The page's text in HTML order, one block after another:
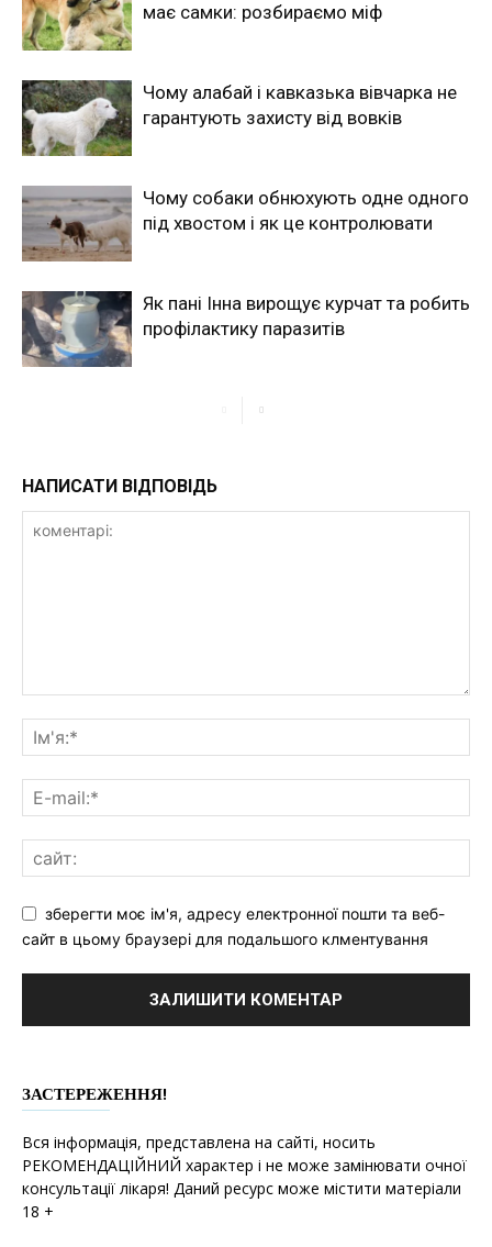
має самки: розбираємо міф
Чому алабай і кавказька вівчарка не
гарантують захисту від вовків
Чому собаки обнюхують одне одного
під хвостом і як це контролювати
Як пані Інна вирощує курчат та робить
профілактику паразитів
НАПИСАТИ ВІДПОВІДЬ
зберегти моє ім'я, адресу електронної пошти та веб-
сайт в цьому браузері для подальшого клментування
ЗАСТЕРЕЖЕННЯ!
Вся інформація, представлена на сайті, носить
РЕКОМЕНДАЦІЙНИЙ характер і не може замінювати очної
консультації лікаря! Даний ресурс може містити матеріали
18 +